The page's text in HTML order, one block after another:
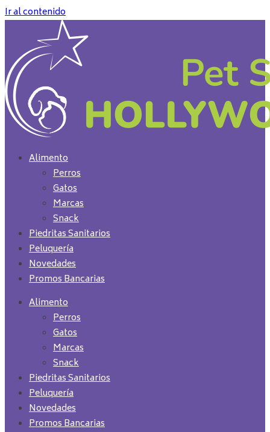
Ir al contenido
Alimento
Perros
Gatos
Marcas
Snack
Piedritas Sanitarios
Peluquería
Novedades
Promos Bancarias
Alimento
Perros
Gatos
Marcas
Snack
Piedritas Sanitarios
Peluquería
Novedades
Promos Bancarias